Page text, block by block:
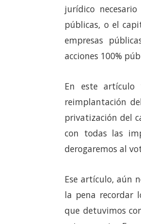
jurídico
públicas, o el
empresas
acciones 100%
En este
reimplantación
privatización del
con todas las
derogaremos al
Ese artículo, aún
la pena recordar
que detuvimos